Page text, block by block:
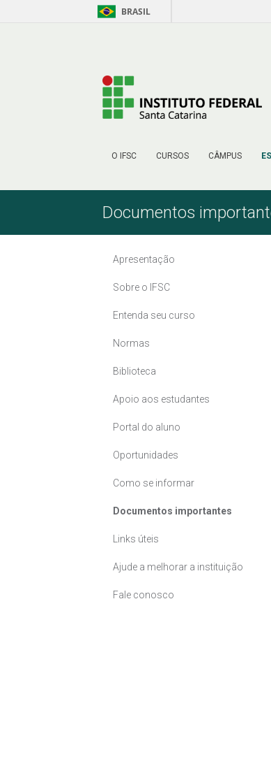
Pular para o Conteúdo BRASIL
O IFSC CURSOS CÂMPUS
Documentos
Apresentação
Sobre o IFSC
Entenda seu curso
Normas
Biblioteca
Apoio aos estudantes
Portal do aluno
Oportunidades
Como se informar
Documentos importantes
Links úteis
Ajude a melhorar a instituição
Fale conosco